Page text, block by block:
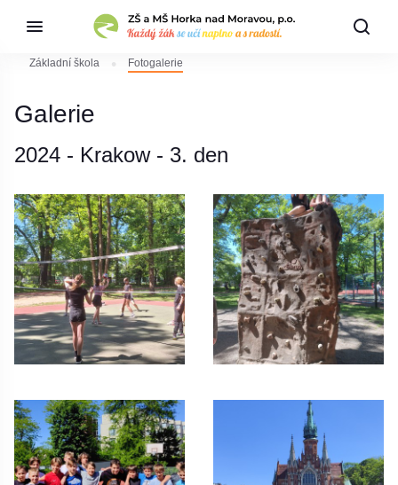
Základní škola Fotogalerie
Galerie
2024 - Krakow - 3. den